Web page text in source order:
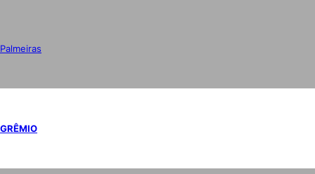
Palmeiras
GRÊMIO